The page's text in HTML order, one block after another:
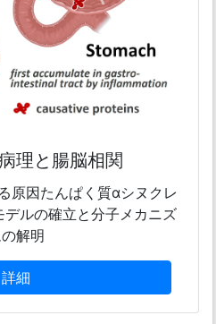
理と腸脳相関
原因たんぱく質αシヌクレ
ルの確立と分子メカニズ
解明
詳細